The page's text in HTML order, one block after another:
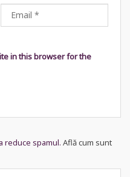
in this browser for the
reduce spamul. Află cum sunt